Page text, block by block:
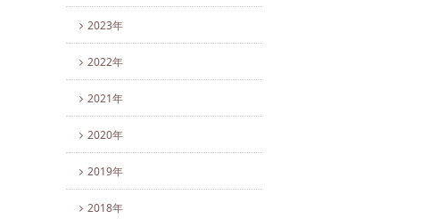
2023年
2022年
2021年
2020年
2019年
2018年